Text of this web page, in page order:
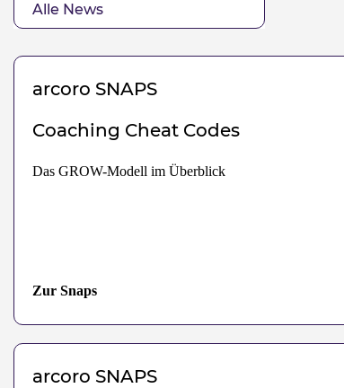
arcoro SNAPS
Coaching Cheat Codes
Das GROW-Modell im Überblick
Zur Snaps
arcoro SNAPS